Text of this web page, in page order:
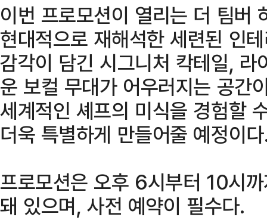
이번 프로모션이 열리는 더 팀버
현대적으로 재해석한 세련된 인
감각이 담긴 시그니처 칵테일,
운 보컬 무대가 어우러지는 공간
세계적인 셰프의 미식을 경험할
더욱 특별하게 만들어줄 예정이
프로모션은 오후 6시부터 10시
돼 있으며, 사전 예약이 필수다.